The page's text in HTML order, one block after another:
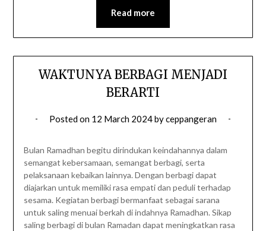
Read more
WAKTUNYA BERBAGI MENJADI
BERARTI
Posted on 12 March 2024byceppangeran
Bulan Ramadhan begitu dirindukan keindahannya dalam
semangat kebersamaan, semangat berbagi, serta
pelaksanaan kebaikan lainnya. Dengan berbagi dapat
diajarkan untuk memiliki rasa empati dan peduli terhadap
sesama. Kegiatan berbagi bermanfaat sebagai sarana
untuk saling menuai berkah di indahnya Ramadhan. Sikap
saling berbagi di bulan Ramadan dapat meningkatkan rasa